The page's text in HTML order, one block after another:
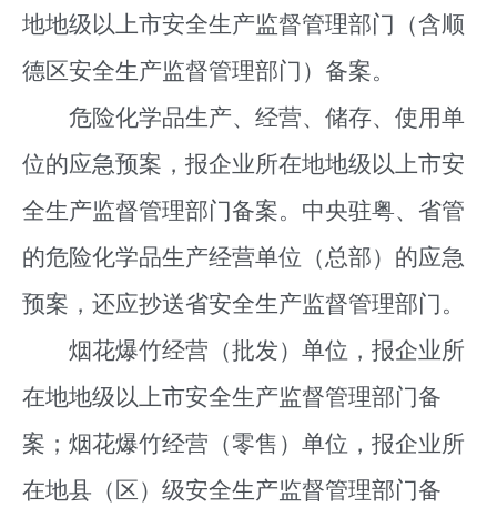
地地级以上市安全生产监督管理部门（含顺
德区安全生产监督管理部门）备案。
危险化学品生产、经营、储存、使用单
位的应急预案，报企业所在地地级以上市安
全生产监督管理部门备案。中央驻粤、省管
的危险化学品生产经营单位（总部）的应急
预案，还应抄送省安全生产监督管理部门。
烟花爆竹经营（批发）单位，报企业所
在地地级以上市安全生产监督管理部门备
案；烟花爆竹经营（零售）单位，报企业所
在地县（区）级安全生产监督管理部门备